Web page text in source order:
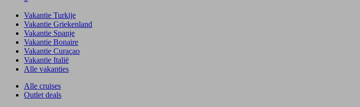
Vakantie Turkije
Vakantie Griekenland
Vakantie Spanje
Vakantie Bonaire
Vakantie Curaçao
Vakantie Italië
Alle vakanties
Alle cruises
Outlet deals